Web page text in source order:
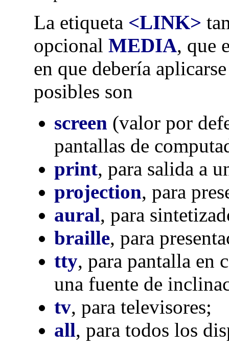
La etiqueta <LINK>
opcional MEDIA, que
en que debería
posibles son
screen (valor por
pantallas de
print, para salida a
projection, para
aural, para
braille, para
tty, para pantalla en
una fuente de
tv, para televisores;
all, para todos los